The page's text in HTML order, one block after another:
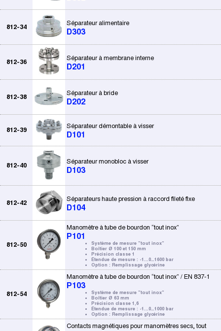
812-34
Séparateur alimentaire
D303
812-36
Séparateur à membrane interne
D201
812-38
Séparateur à bride
D202
812-39
Séparateur démontable à visser
D101
812-40
Séparateur monobloc à visser
D103
812-42
Séparateurs haute pression à raccord fileté fixe
D104
812-50
Manomètre à tube de bourdon “tout inox”
P101
Système de mesure "tout inox"
Boîtier Ø 100 et 150 mm
Précision classe 1
Étendue de mesure : -1...0…1600 bar
Option : Remplissage glycérine
812-54
Manomètre à tube de bourdon “tout inox” / EN 837-1
P103
Système de mesure "tout inox"
Boîtier Ø 63 mm
Précision classe 1,6
Étendue de mesure : -1...0…1000 bar
Option : Remplissage glycérine
Contacts magnétiques pour manomètres secs, tout